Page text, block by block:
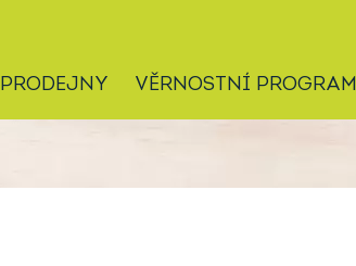
PRODEJNY VĚRNOSTNÍ PROGRAM